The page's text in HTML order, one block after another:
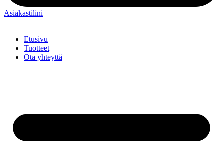
Asiakastilini
Etusivu
Tuotteet
Ota yhteyttä